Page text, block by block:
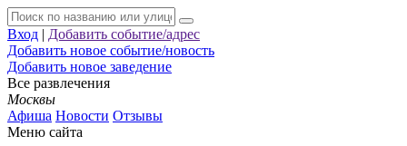
Вход | Добавить событие/адрес
Добавить новое событие/новость
Добавить новое заведение
Все развлечения
Москвы
Афиша Новости Отзывы
Меню сайта